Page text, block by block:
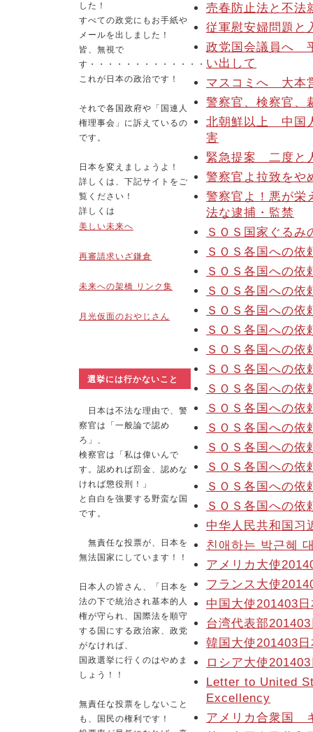
売春防止法と不法
従軍慰安婦問題と
政党国会議員へ
い出して
マスコミへ 大本
警察官、検察官、
北朝鮮以上 中国
害
緊急提案 二度と
警察官よ拉致をや
警察官よ！悪が栄
法な逮捕・監禁
ＳＯＳ国家ぐる
ＳＯＳ各国への依
ＳＯＳ各国への依
ＳＯＳ各国への依
ＳＯＳ各国への依
ＳＯＳ各国への依
ＳＯＳ各国への依
ＳＯＳ各国への依
ＳＯＳ各国への依
ＳＯＳ各国への依
ＳＯＳ各国への依
ＳＯＳ各国への依
ＳＯＳ各国への依
ＳＯＳ各国への依
ＳＯＳ各国への依
中华人民共和国习
친애하는 박근혜
アメリカ大使
フランス大使
中国大使201403
台湾代表部
韓国大使201403
ロシア大使
Letter to United
Excellency
アメリカ合衆国
した！
すべての政党にもお手紙や
メールを出しました！
皆、無視で
す・・・・・・・・・・・・・
これが日本の政治です！
それで各国政府や「国連人
権理事会」に訴えているの
です。
日本を変えましょうよ！
詳しくは、下記サイトをご
覧ください！
詳しくは
美しい未来へ
再審請求いざ鎌倉
未来への架橋 リンク集
月光仮面のおやじさん
選挙には行かないこと
日本は不法な理由で、警
察官は「一般論で認め
ろ」、
検察官は「私は偉いんで
す。認めれば罰金、認めな
ければ懲役刑！」
と自白を強要する野蛮な国
です。
無責任な投票が、日本を
無法国家にしています！！
日本人の皆さん、「日本を
法の下で統治され基本的人
権が守られ、国際法を順守
する国にする政治家、政党
がなければ、
国政選挙に行くのはやめま
しょう！！
無責任な投票をしないこと
も、国民の権利です！